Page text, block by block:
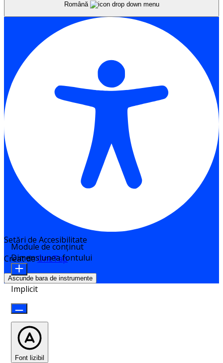
Română
Setări de Accesibilitate
Creat deOneTap
Ascunde bara de instrumente
Module de conținut
Dimensiunea fontului
Implicit
Font lizibil